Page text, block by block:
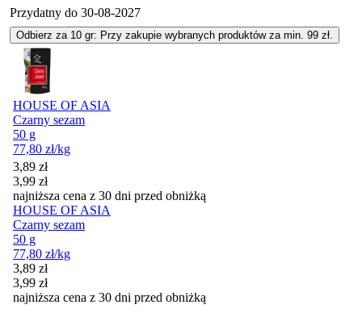
Przydatny do 30-08-2027
Odbierz za 10 gr: Przy zakupie wybranych produktów za min. 99 zł.
HOUSE OF ASIA
Czarny sezam
50 g
77,80 zł/kg
Cena promocyjna
3,89 zł
3,99 zł
najniższa cena z 30 dni przed obniżką
HOUSE OF ASIA
Czarny sezam
50 g
77,80 zł/kg
Cena promocyjna
3,89 zł
3,99 zł
najniższa cena z 30 dni przed obniżką